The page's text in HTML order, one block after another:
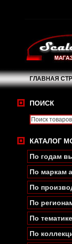
ГЛАВНАЯ
ПОИСК
КАТАЛОГ
По годам
По маркам
По
По
По
По